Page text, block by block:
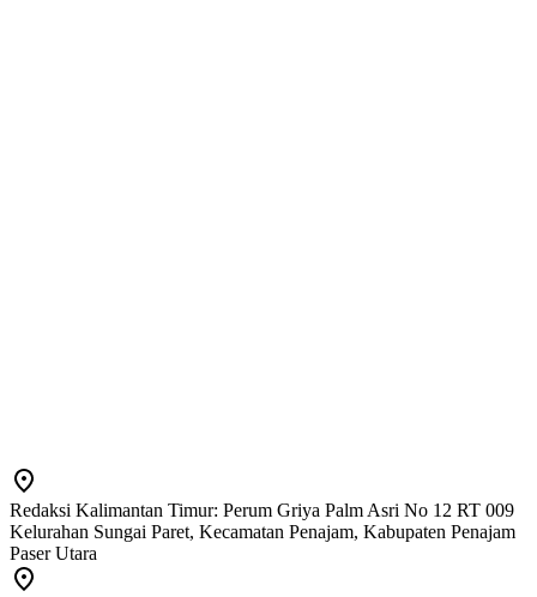
Redaksi Kalimantan Timur: Perum Griya Palm Asri No 12 RT 009
Kelurahan Sungai Paret, Kecamatan Penajam, Kabupaten Penajam
Paser Utara